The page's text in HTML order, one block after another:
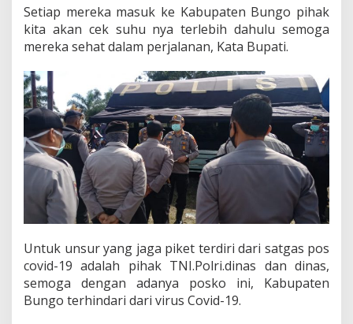
Setiap mereka masuk ke Kabupaten Bungo pihak
kita akan cek suhu nya terlebih dahulu semoga
mereka sehat dalam perjalanan, Kata Bupati.
Untuk unsur yang jaga piket terdiri dari satgas pos
covid-19 adalah pihak TNI.Polri.dinas dan dinas,
semoga dengan adanya posko ini, Kabupaten
Bungo terhindari dari virus Covid-19.